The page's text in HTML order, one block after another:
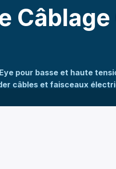
Câblage
pour basse et haute
câbles et faisceaux